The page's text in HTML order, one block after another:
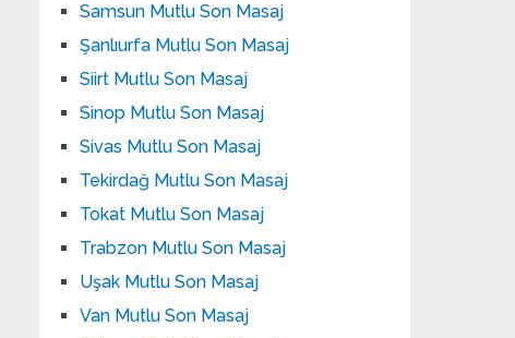
Samsun Mutlu Son Masaj
Şanlıurfa Mutlu Son Masaj
Siirt Mutlu Son Masaj
Sinop Mutlu Son Masaj
Sivas Mutlu Son Masaj
Tekirdağ Mutlu Son Masaj
Tokat Mutlu Son Masaj
Trabzon Mutlu Son Masaj
Uşak Mutlu Son Masaj
Van Mutlu Son Masaj